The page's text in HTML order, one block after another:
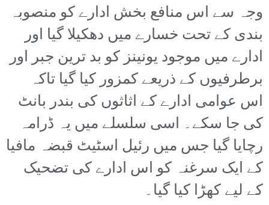
وجہ سے اس منافع بخش ادارے کو منصوبہ
بندی کے تحت خسارے میں دھکیلا گیا اور
ادارے میں موجود یونینز کو بد ترین جبر اور
برطرفیوں کے ذریعے کمزور کیا گیا تاکہ
اس عوامی ادارے کے اثاثوں کی بندر بانٹ
کی جا سکے۔ اسی سلسلے میں یہ ڈرامہ
رچایا گیا جس میں رئیل اسٹیٹ قبضہ مافیا
کے ایک سرغنہ کو اس ادارے کی تضحیک
کے لیے کھڑا کیا گیا۔